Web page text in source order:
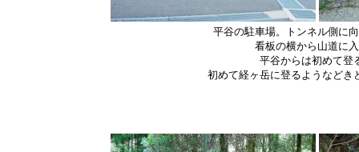
平谷の駐車場。トンネル側に
看板の横から山道に
平谷からは初めて登
初めて経ヶ岳に登るようなどき